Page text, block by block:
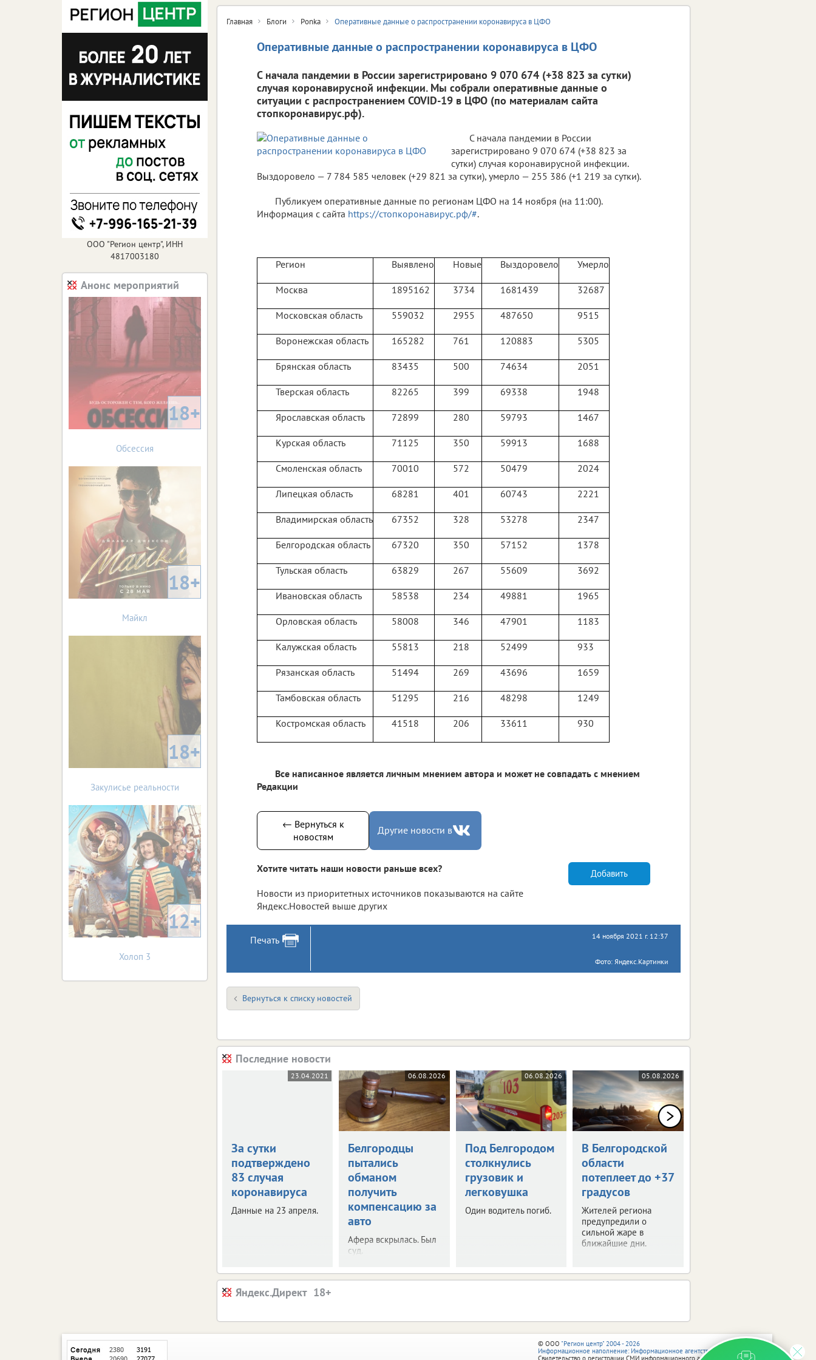
Главная Блоги Ponka Оперативные данные о распространении коронавируса в ЦФО
Оперативные данные о распространении коронавируса в ЦФО
С начала пандемии в России зарегистрировано 9 070 674 (+38 823 за сутки)
случая коронавирусной инфекции. Мы собрали оперативные данные о
ситуации с распространением COVID-19 в ЦФО (по материалам сайта
стопкоронавирус.рф).
С начала пандемии в России
зарегистрировано 9 070 674 (+38 823 за
сутки) случая коронавирусной инфекции.
Выздоровело — 7 784 585 человек (+29 821 за сутки), умерло — 255 386 (+1 219 за сутки).
Публикуем оперативные данные по регионам ЦФО на 14 ноября (на 11:00).
Информация с сайта https://стопкоронавирус.рф/#.
Регион Выявлено Новые Выздоровело Умерло
Москва 1895162 3734 1681439 32687
Московская область 559032 2955 487650 9515
Воронежская область 165282 761 120883 5305
Брянская область 83435 500 74634 2051
Тверская область 82265 399 69338 1948
Ярославская область 72899 280 59793 1467
Курская область 71125 350 59913 1688
Смоленская область 70010 572 50479 2024
Липецкая область 68281 401 60743 2221
Владимирская область 67352 328 53278 2347
Белгородская область 67320 350 57152 1378
Тульская область 63829 267 55609 3692
Ивановская область 58538 234 49881 1965
Орловская область 58008 346 47901 1183
Калужская область 55813 218 52499 933
Рязанская область 51494 269 43696 1659
Тамбовская область 51295 216 48298 1249
Костромская область 41518 206 33611 930
Все написанное является личным мнением автора и может не совпадать с мнением
Редакции
← Вернуться к
новостям
Другие новости в
Хотите читать наши новости раньше всех?
Новости из приоритетных источников показываются на сайте
Яндекс.Новостей выше других
Добавить
Печать 14 ноября 2021 г. 12:37
Фото: Яндекс.Картинки
Вернуться к списку новостей
Последние новости
23.04.2021
За сутки
подтверждено
83 случая
коронавируса
Данные на 23 апреля.
06.08.2026
Белгородцы
пытались
обманом
получить
компенсацию за
авто
Афера вскрылась. Был
суд.
06.08.2026
Под Белгородом
столкнулись
грузовик и
легковушка
Один водитель погиб.
05.08.2026
В Белгородской
области
потеплеет до +37
градусов
Жителей региона
предупредили о
сильной жаре в
ближайшие дни.
Яндекс.Директ
ООО "Регион центр", ИНН
4817003180
Анонс мероприятий
18+
Обсессия
18+
Майкл
18+
Закулисье реальности
12+
Холоп 3
© ООО "Регион центр" 2004 - 2026
Информационное наполнение: Информационное агентство vRossii.ru
Свидетельство о регистрации СМИ информационного агентства vRossii.ru